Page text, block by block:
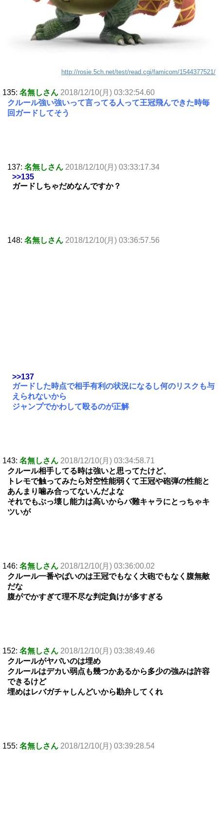
http://rosie.5ch.net/test/read.cgi/famicom/1544377521/
135: 名無しさん 2018/12/10(月) 03:32:54.60
クルール強い強いって言ってる人って王冠飛んできた時毎
回ガードしてそう
137: 名無しさん 2018/12/10(月) 03:33:17.34
>>135
ガードしちゃだめなんですか？
148: 名無しさん 2018/12/10(月) 03:36:57.56
>>137
ガードした時点で相手有利の状況になるし何のリスクも与
えられないから
ジャンプでかわして殴るのが正解
143: 名無しさん 2018/12/10(月) 03:34:58.71
クルール相手してる時は強いと思ってたけど、
トレモで触ってみたら対空性能弱くて王冠や砲弾の性能と
あんまり噛み合ってないんだよな
それでもぶっ壊し能力は高いからバ難キャラにとっちゃキ
ツいが
146: 名無しさん 2018/12/10(月) 03:36:00.02
クルール一番やばいのは王冠でもなく大砲でもなく腹無敵
だな
腹がでかすぎて理不尽な判定負けが多すぎる
152: 名無しさん 2018/12/10(月) 03:38:49.46
クルールがヤバいのは埋め
クルールはデカい弱点も幾つかあるから多少の強みは許容
できるけど
埋めはレバガチャしんどいから勘弁してくれ
155: 名無しさん 2018/12/10(月) 03:39:28.54